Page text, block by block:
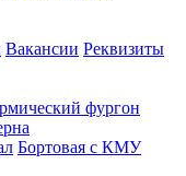
Вакансии Реквизиты
фургон
Бортовая с КМУ